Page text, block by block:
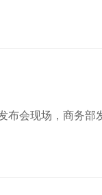
布会现场，商务部